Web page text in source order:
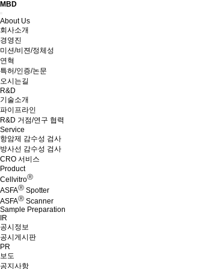
MBD
Menu
About Us
회사소개
경영진
미션/비젼/정체성
연혁
특허/인증/논문
오시는길
R&D
기술소개
파이프라인
R&D 거점/연구 협력
Service
항암제 감수성 검사
방사선 감수성 검사
CRO 서비스
Product
CellvitroⓇ
ASFAⓇ Spotter
ASFAⓇ Scanner
Sample Preparation
IR
공시정보
공시게시판
PR
보도
공지사항